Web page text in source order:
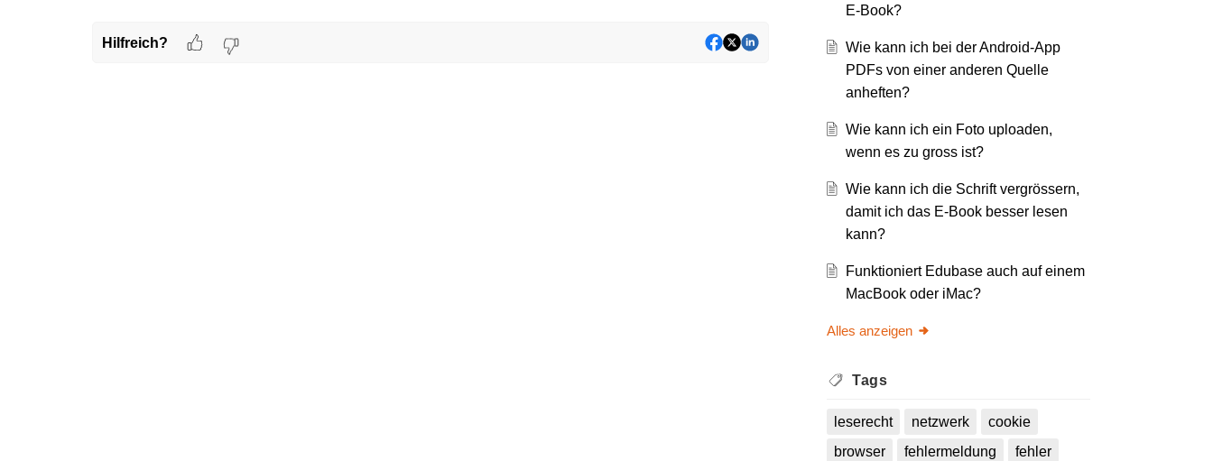
Hilfreich?
E-Book?
Wie kann ich bei der Android-App
PDFs von einer anderen Quelle
anheften?
Wie kann ich ein Foto uploaden,
wenn es zu gross ist?
Wie kann ich die Schrift vergrössern,
damit ich das E-Book besser lesen
kann?
Funktioniert Edubase auch auf einem
MacBook oder iMac?
Alles anzeigen
Tags
leserecht netzwerk
cookie
browser
fehlermeldung fehler